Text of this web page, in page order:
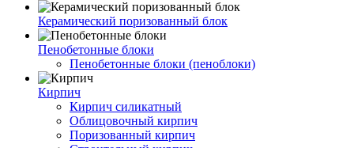
Керамический поризованный блок
Пенобетонные блоки
Пенобетонные блоки (пеноблоки)
Кирпич
Кирпич силикатный
Облицовочный кирпич
Поризованный кирпич